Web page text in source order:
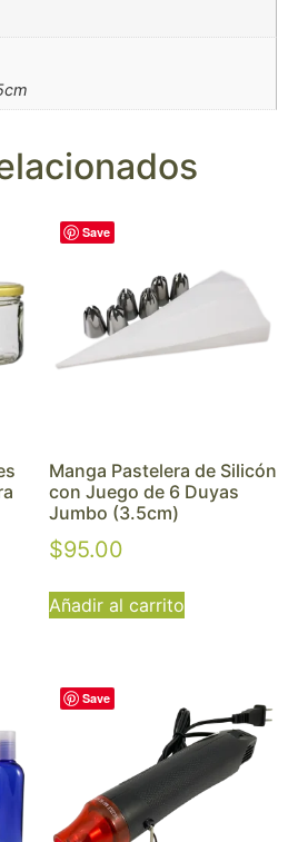
Save
Manga Pastelera de Silicón
con Juego de 6 Duyas
Jumbo (3.5cm)
$95.00
Añadir al carrito
Save